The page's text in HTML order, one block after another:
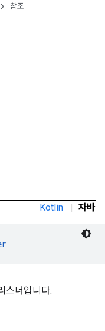
참조
Kotlin | 자바
스너입니다.